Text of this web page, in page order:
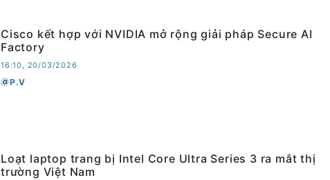
Cisco kết hợp với NVIDIA mở rộng giải pháp Secure AI
Factory
16:10, 20/03/2026
P.V
Loạt laptop trang bị Intel Core Ultra Series 3 ra mắt thị
trường Việt Nam